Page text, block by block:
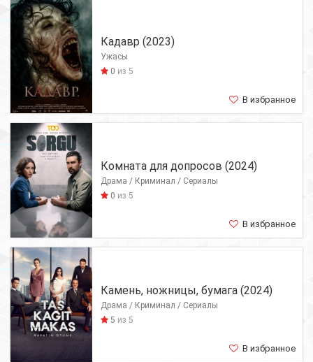
Кадавр (2023)
Ужасы
0 из 5
В избранное
Комната для допросов (2024)
Драма / Криминал / Сериалы
0 из 5
В избранное
Камень, ножницы, бумага (2024)
Драма / Криминал / Сериалы
5 из 5
В избранное